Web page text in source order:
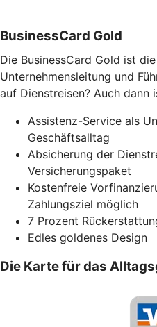
BusinessCard Gold
Die BusinessCard Gold ist
Unternehmensleitung und
auf Dienstreisen? Auch dann
Assistenz-Service als
Geschäftsalltag
Absicherung der
Versicherungspaket
Kostenfreie
Zahlungsziel möglich
7 Prozent
Edles goldenes Design
Die Karte für das